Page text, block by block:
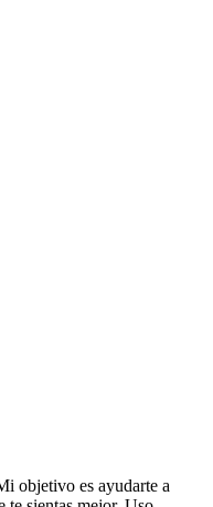
objetivo es ayudarte a